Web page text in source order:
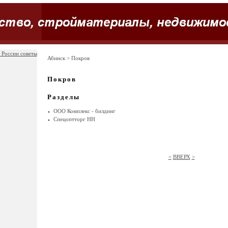
советы
Абинск> Покров
Покров
Разделы
ООО Комплекс - билдинг
Спецоптторг НН
< ВВЕРХ >